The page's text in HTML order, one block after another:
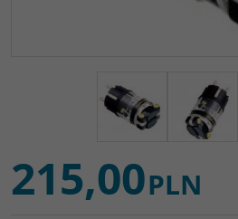
215,00PLN